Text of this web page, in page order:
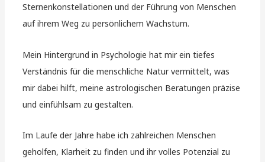
Sternenkonstellationen und der Führung von Menschen
auf ihrem Weg zu persönlichem Wachstum.
Mein Hintergrund in Psychologie hat mir ein tiefes
Verständnis für die menschliche Natur vermittelt, was
mir dabei hilft, meine astrologischen Beratungen präzise
und einfühlsam zu gestalten.
Im Laufe der Jahre habe ich zahlreichen Menschen
geholfen, Klarheit zu finden und ihr volles Potenzial zu